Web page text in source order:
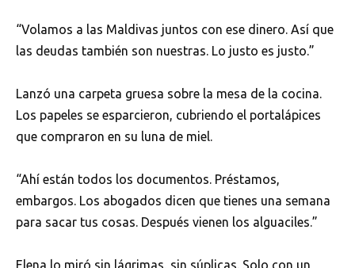
“Volamos a las Maldivas juntos con ese dinero. Así que
las deudas también son nuestras. Lo justo es justo.”
Lanzó una carpeta gruesa sobre la mesa de la cocina.
Los papeles se esparcieron, cubriendo el portalápices
que compraron en su luna de miel.
“Ahí están todos los documentos. Préstamos,
embargos. Los abogados dicen que tienes una semana
para sacar tus cosas. Después vienen los alguaciles.”